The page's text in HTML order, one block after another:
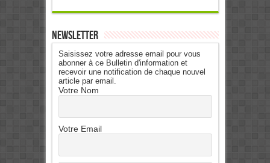
Newsletter
Saisissez votre adresse email pour vous
abonner à ce Bulletin d'information et
recevoir une notification de chaque nouvel
article par email.
Votre Nom
Votre Email